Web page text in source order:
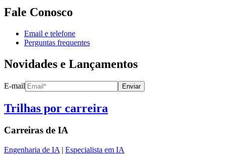
Fale Conosco
Email e telefone
Perguntas frequentes
Novidades e Lançamentos
E-mail Enviar
Trilhas por carreira
Carreiras de IA
Engenharia de IA | Especialista em IA